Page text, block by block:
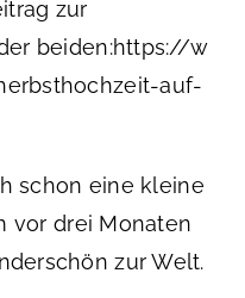
zur
beiden:https://w
auf-
schon eine kleine
vor drei Monaten
zur Welt.